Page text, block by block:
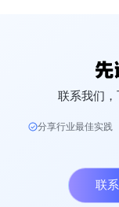
联系我们
分享行业最佳实践
联